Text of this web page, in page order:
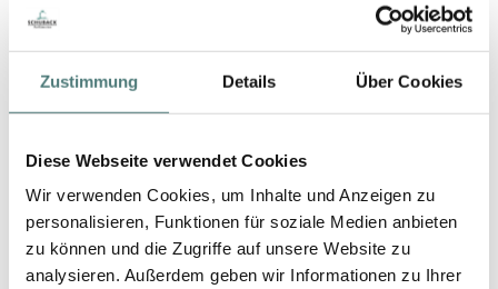
Zustimmung Details Über Cookies
Diese Webseite verwendet Cookies
Wir verwenden Cookies, um Inhalte und Anzeigen zu
personalisieren, Funktionen für soziale Medien anbieten
zu können und die Zugriffe auf unsere Website zu
analysieren. Außerdem geben wir Informationen zu Ihrer
Classic Wimpern-/Brauenbürstchen
1 Stück (10,95 € / 1 Stück)